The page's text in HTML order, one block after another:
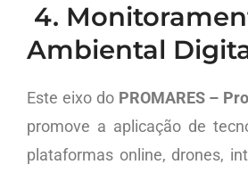
4.
Ambiental
Este eixo do PROMARES –
promove a aplicação de
plataformas online, drones,